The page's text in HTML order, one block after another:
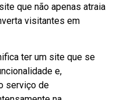
que não apenas atraia
visitantes em
ter um site que se
e,
serviço de